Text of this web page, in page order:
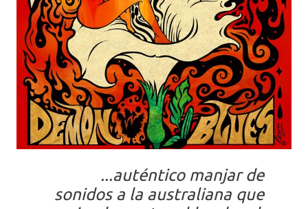
...auténtico manjar de
sonidos a la australiana que